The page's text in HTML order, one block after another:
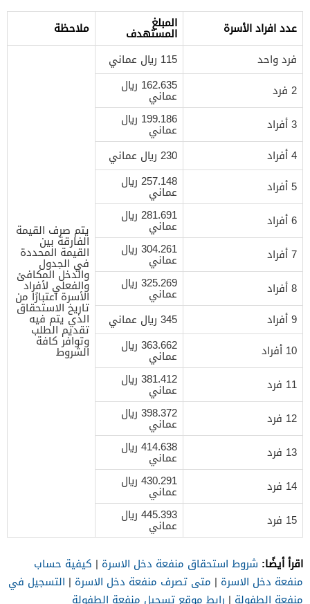
عدد افراد الأسرة المبلغ
المستهدف
ملاحظة
فرد واحد
115 ريال عماني
يتم صرف القيمة
الفارقة بين
القيمة المحددة
في الجدول
والدخل المكافئ
والفعلي لأفراد
الأسرة اعتبارًا من
تاريخ الاستحقاق
الذي يتم فيه
تقديم الطلب
وتوافر كافة
الشروط
2 فرد 162.635 ريال
عماني
3 أفراد
199.186 ريال
عماني
4 أفراد
230 ريال عماني
5 أفراد
257.148 ريال
عماني
6 أفراد
281.691 ريال
عماني
7 أفراد
304.261 ريال
عماني
8 أفراد
325.269 ريال
عماني
9 أفراد
345 ريال عماني
10 أفراد
363.662 ريال
عماني
11 فرد
381.412 ريال
عماني
12 فرد
398.372 ريال
عماني
13 فرد
414.638 ريال
عماني
14 فرد
430.291 ريال
عماني
15 فرد
445.393 ريال
عماني
اقرأ أيضًا: شروط استحقاق منفعة دخل الاسرة | كيفية حساب
منفعة دخل الاسرة | متى تصرف منفعة دخل الاسرة | التسجيل في
منفعة الطفولة | رابط موقع تسجيل منفعة الطفولة